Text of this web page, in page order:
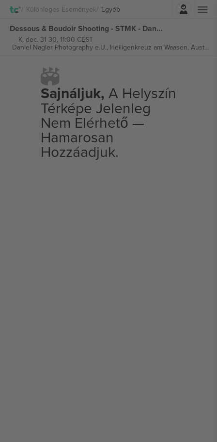
Különleges Események Egyéb
Dessous & Boudoir Shooting - STMK - Daniel Nagler Photography jegyek
K, dec. 31 30, 11:00 CEST
Daniel Nagler Photography e.U., Heiligenkreuz am Waasen, Austria
Sajnáljuk, A Helyszín
Térképe Jelenleg
Nem Elérhető —
Hamarosan
Hozzáadjuk.